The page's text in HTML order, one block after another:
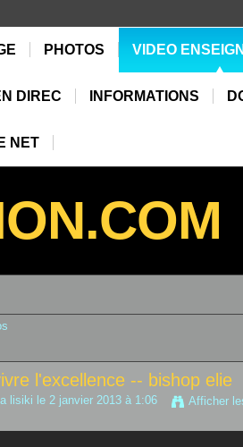
PHOTOS VIDEO
DIREC INFORMATIONS
NET
l'excellence -- bishop elie
lisiki le 2 janvier 2013 à 1:06 Afficher